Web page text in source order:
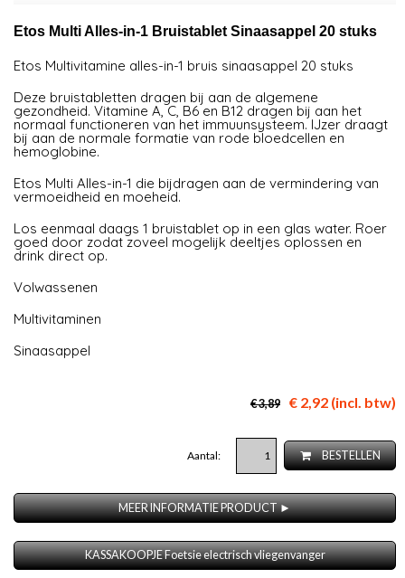
Etos Multi Alles-in-1 Bruistablet Sinaasappel 20 stuks
Etos Mul­ti­vi­ta­mi­ne al­les-in-1 bruis si­naasappel 20 stuks
Deze bruistabletten dragen bij aan de algemene
gezondheid. Vitamine A, C, B6 en B12 dragen bij aan het
normaal functioneren van het immuunsysteem. IJzer draagt
bij aan de normale formatie van rode bloedcellen en
hemoglobine.
Etos Multi Alles-in-1 die bijdragen aan de vermindering van
vermoeidheid en moeheid.
Los eenmaal daags 1 bruistablet op in een glas water. Roer
goed door zodat zoveel mogelijk deeltjes oplossen en
drink direct op.
Volwassenen
Multivitaminen
Sinaasappel
€ 3,89 € 2,92 (incl. btw)
Aantal: BESTELLEN
MEER INFORMATIE PRODUCT ►
KASSAKOOPJE Foetsie electrisch vliegenvanger